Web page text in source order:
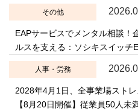
その他
EAPサービスでメンタル相談！
ルスを支える：ソシキスイッチ
人事・労務
2028年4月1日、全事業場スト
【8月20日開催】従業員50人未